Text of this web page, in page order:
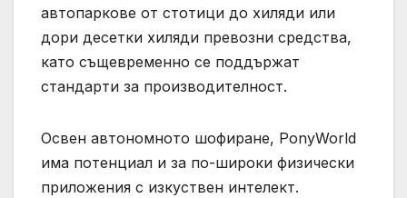
автопаркове от стотици до хиляди или
дори десетки хиляди превозни средства,
като същевременно се поддържат
стандарти за производителност.
Освен автономното шофиране, PonyWorld
има потенциал и за по-широки физически
приложения с изкуствен интелект.